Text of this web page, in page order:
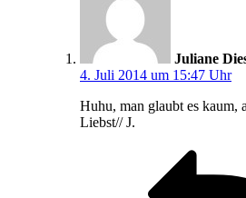
Juliane
4. Juli 2014 um 15:47 Uhr
Huhu, man glaubt es kaum,
Liebst// J.